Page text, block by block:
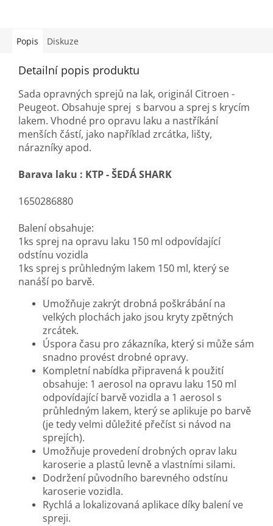
Popis Diskuze
Detailní popis produktu
Sada opravných sprejů na lak, originál Citroen -
Peugeot. Obsahuje sprej s barvou a sprej s krycím
lakem. Vhodné pro opravu laku a nastříkání
menších částí, jako například zrcátka, lišty,
nárazníky apod.
Barava laku : KTP - ŠEDÁ SHARK
1650286880
Balení obsahuje:
1ks sprej na opravu laku 150 ml odpovídající
odstínu vozidla
1ks sprej s průhledným lakem 150 ml, který se
nanáší po barvě.
Umožňuje zakrýt drobná poškrábání na
velkých plochách jako jsou kryty zpětných
zrcátek.
Úspora času pro zákazníka, který si může sám
snadno provést drobné opravy.
Kompletní nabídka připravená k použití
obsahuje: 1 aerosol na opravu laku 150 ml
odpovídající barvě vozidla a 1 aerosol s
průhledným lakem, který se aplikuje po barvě
(je tedy velmi důležité přečíst si návod na
sprejích).
Umožňuje provedení drobných oprav laku
karoserie a plastů levně a vlastními silami.
Dodržení původního barevného odstínu
karoserie vozidla.
Rychlá a lokalizovaná aplikace díky balení ve
spreji.